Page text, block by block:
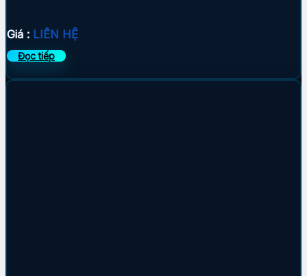
Giá : LIÊN HỆ
Đọc tiếp